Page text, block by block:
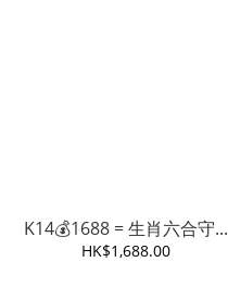
K14💰1688 = 生肖六合守...
HK$1,688.00